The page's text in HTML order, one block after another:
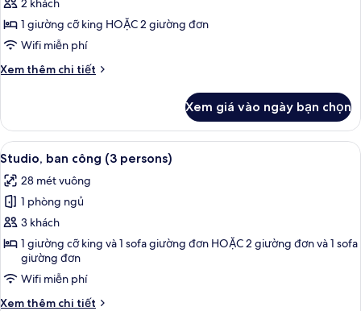
(3
persons)
Studio,
ban
công
persons)
2 khách
1 giường cỡ king HOẶC 2 giường đơn
Wifi miễn phí
Xem thêm chi tiết
Chi
Studio,
ban
công
persons)
Xem giá vào ngày bạn chọn
Xem
tất
cả
ảnh
Studio,
ban
công
(3
persons)
Studio, ban công (3 persons) | Bàn,
30
Studio, ban công (3 persons)
28 mét vuông
1 phòng ngủ
3 khách
1 giường cỡ king và 1 sofa giường đơn HOẶC 2 giường đơn và 1 sofa
giường đơn
Wifi miễn phí
Xem thêm chi tiết
Chi